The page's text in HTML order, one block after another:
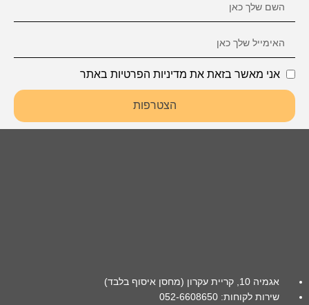
אני מאשר בזאת את מדיניות הפרטיות באתר
הצטרפות
אגמיה 10, קריית עקרון (מחסן איסוף בלבד)
שירות לקוחות: 052-6608650